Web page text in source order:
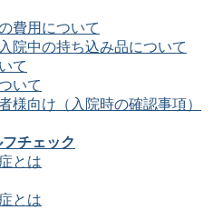
費用について
院中の持ち込み品について
て
いて
様向け（入院時の確認事項）
チェック
とは
とは